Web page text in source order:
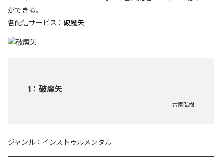
ができる。
各配信サービス： 破魔矢
1 ： 破魔矢
古家弘樹
ジャンル： インストゥルメンタル